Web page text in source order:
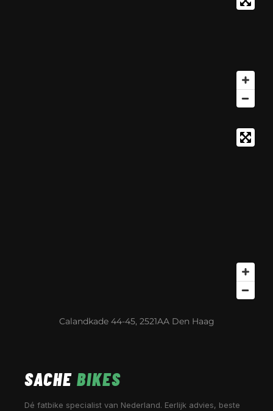
Calandkade 44-45, 2521AA Den Haag
SACHE BIKES
Dé fatbike specialist van Nederland. Eerlijk advies, beste